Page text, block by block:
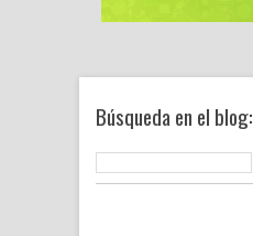
Búsqueda en el blog: